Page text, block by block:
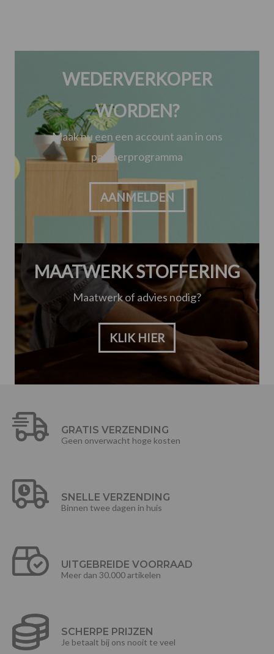
WEDERVERKOPER
WORDEN?
Maak nu een een account aan in ons
partnerprogramma
AANMELDEN
MAATWERK STOFFERING
Maatwerk of advies nodig?
KLIK HIER
GRATIS VERZENDING
Geen onverwacht hoge kosten
SNELLE VERZENDING
Binnen twee dagen in huis
UITGEBREIDE VOORRAAD
Meer dan 30.000 artikelen
SCHERPE PRIJZEN
Je betaalt bij ons nooit te veel